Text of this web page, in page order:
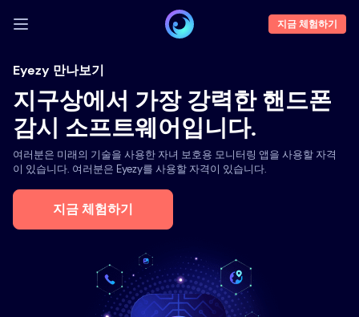
로그인
데모
특징
당사 소개
블로그
지금 체험하기
Eyezy 만나보기
지구상에서 가장 강력한 핸드폰
감시 소프트웨어입니다.
여러분은 미래의 기술을 사용한 자녀 보호용 모니터링 앱을 사용할 자격
이 있습니다. 여러분은 Eyezy를 사용할 자격이 있습니다.
지금 체험하기